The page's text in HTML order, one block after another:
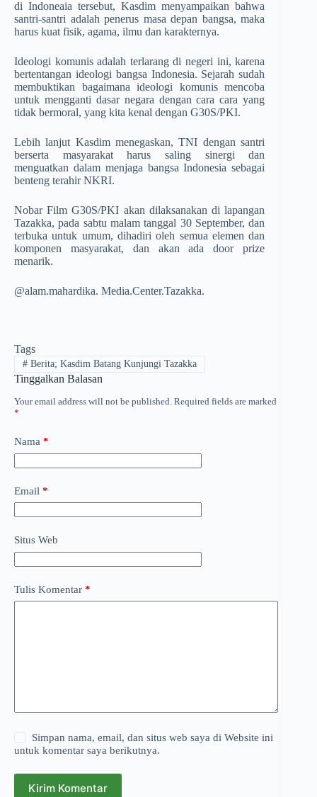
di Indoneaia tersebut, Kasdim menyampaikan bahwa
santri-santri adalah penerus masa depan bangsa, maka
harus kuat fisik, agama, ilmu dan karakternya.
Ideologi komunis adalah terlarang di negeri ini, karena
bertentangan ideologi bangsa Indonesia. Sejarah sudah
membuktikan bagaimana ideologi komunis mencoba
untuk mengganti dasar negara dengan cara cara yang
tidak bermoral, yang kita kenal dengan G30S/PKI.
Lebih lanjut Kasdim menegaskan, TNI dengan santri
berserta masyarakat harus saling sinergi dan
menguatkan dalam menjaga bangsa Indonesia sebagai
benteng terahir NKRI.
Nobar Film G30S/PKI akan dilaksanakan di lapangan
Tazakka, pada sabtu malam tanggal 30 September, dan
terbuka untuk umum, dihadiri oleh semua elemen dan
komponen masyarakat, dan akan ada door prize
menarik.
@alam.mahardika. Media.Center.Tazakka.
Tags
#Berita; Kasdim Batang Kunjungi Tazakka
Tinggalkan Balasan
Your email address will not be published. Required fields are marked
*
Nama *
Email *
Situs Web
Tulis Komentar *
Simpan nama, email, dan situs web saya di Website ini
untuk komentar saya berikutnya.
Kirim Komentar